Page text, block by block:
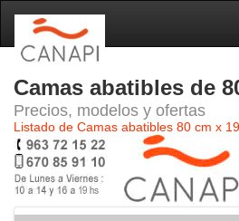
Camas abatibles de
Precios, modelos y ofertas
Listado de Camas abatibles 80 cm x